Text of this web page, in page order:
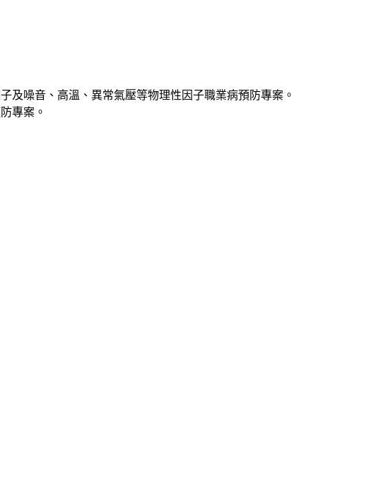
及噪音、高溫、異常氣壓等物理性因子職業病預防專案。
專案。